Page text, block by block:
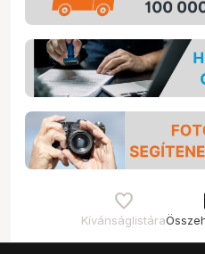
Kívánságlistára